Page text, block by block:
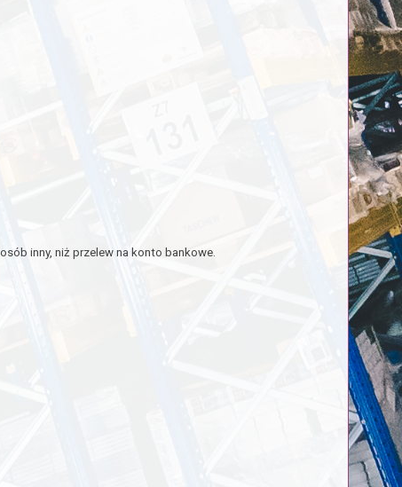
inny, niż przelew na konto bankowe.